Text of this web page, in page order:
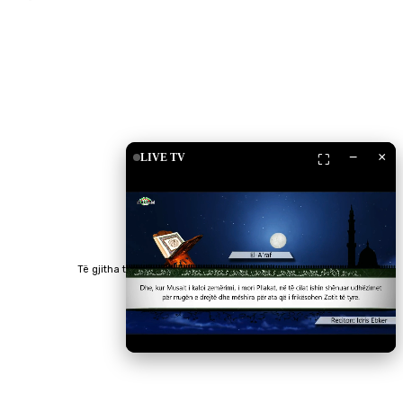
Të gjitha të drejtat e rezervuara © 2023 RTV Islam.
LIVE TV ⛶ − ×